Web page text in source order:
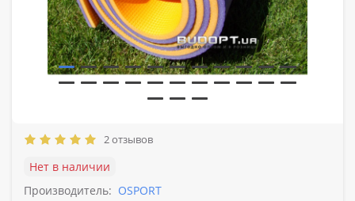
2 отзывов
Нет в наличии
Производитель: OSPORT